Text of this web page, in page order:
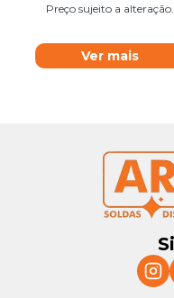
Preço sujeito a alteração.
Ver mais